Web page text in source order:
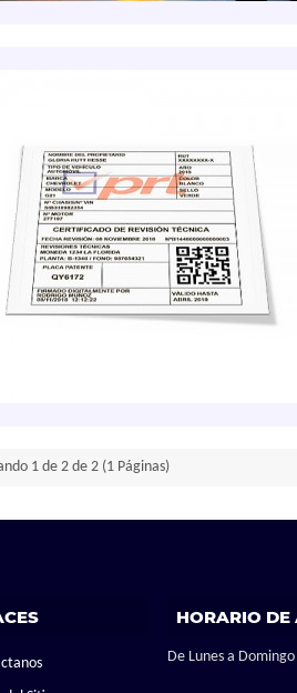
1 de 2 de 2 (1 Páginas)
HORARIO DE
De Lunes a